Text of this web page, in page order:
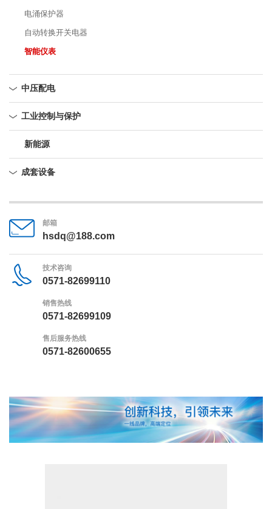
电涌保护器
自动转换开关电器
智能仪表
中压配电
工业控制与保护
新能源
成套设备
邮箱
hsdq@188.com
技术咨询
0571-82699110
销售热线
0571-82699109
售后服务热线
0571-82600655